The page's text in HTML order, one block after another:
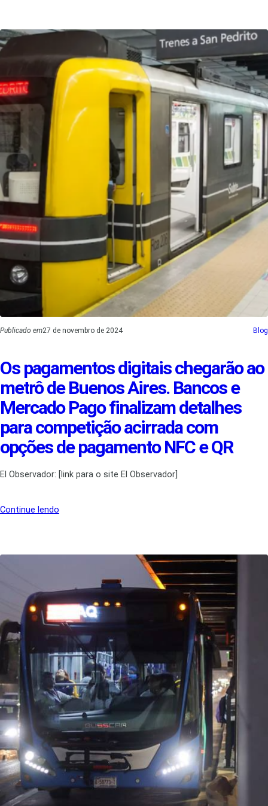
Publicado em27 de novembro de 2024 Blog
Os pagamentos digitais chegarão ao
metrô de Buenos Aires. Bancos e
Mercado Pago finalizam detalhes
para competição acirrada com
opções de pagamento NFC e QR
El Observador: [link para o site El Observador]
Continue lendo